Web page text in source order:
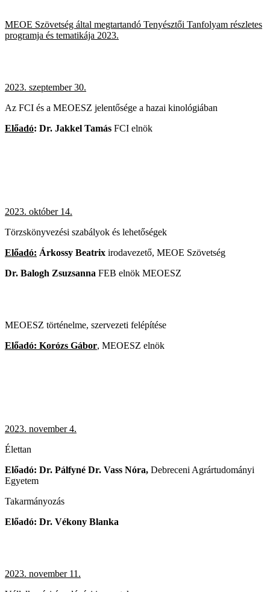
MEOE Szövetség által megtartandó Tenyésztői Tanfolyam részletes
programja és tematikája 2023.
2023. szeptember 30.
Az FCI és a MEOESZ jelentősége a hazai kinológiában
Előadó: Dr. Jakkel Tamás FCI elnök
2023. október 14.
Törzskönyvezési szabályok és lehetőségek
Előadó: Árkossy Beatrix irodavezető, MEOE Szövetség
Dr. Balogh Zsuzsanna FEB elnök MEOESZ
MEOESZ történelme, szervezeti felépítése
Előadó: Korózs Gábor, MEOESZ elnök
2023. november 4.
Élettan
Előadó: Dr. Pálfyné Dr. Vass Nóra, Debreceni Agrártudományi
Egyetem
Takarmányozás
Előadó: Dr. Vékony Blanka
2023. november 11.